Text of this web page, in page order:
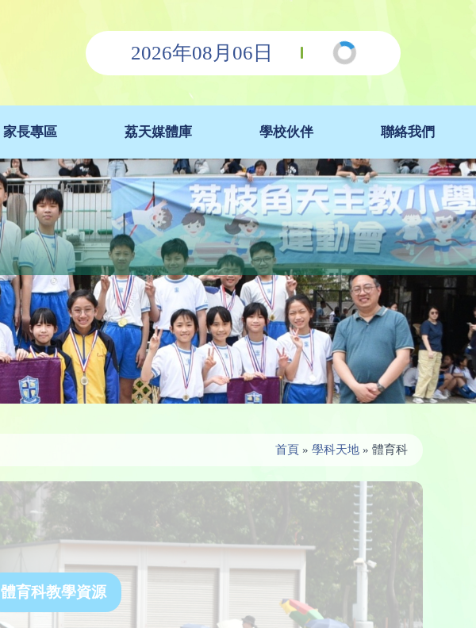
2026年08月06日
家長專區 荔天媒體庫 學校伙伴 聯絡我們
首頁» 學科天地» 體育科
體育科教學資源